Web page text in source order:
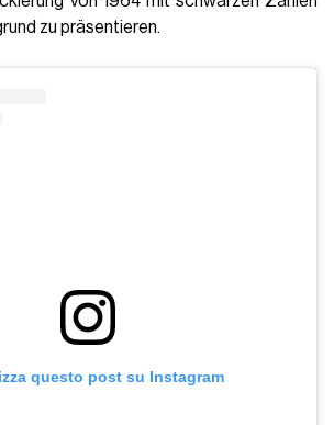
zu präsentieren.
questo post su Instagram